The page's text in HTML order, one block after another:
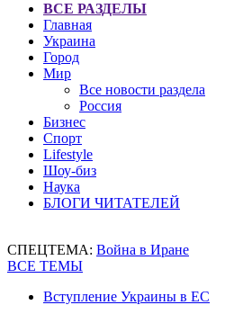
ВСЕ РАЗДЕЛЫ
Главная
Украина
Город
Мир
Все новости раздела
Россия
Бизнес
Спорт
Lifestyle
Шоу-биз
Наука
БЛОГИ ЧИТАТЕЛЕЙ
СПЕЦТЕМА: Война в Иране
ВСЕ ТЕМЫ
Вступление Украины в ЕС